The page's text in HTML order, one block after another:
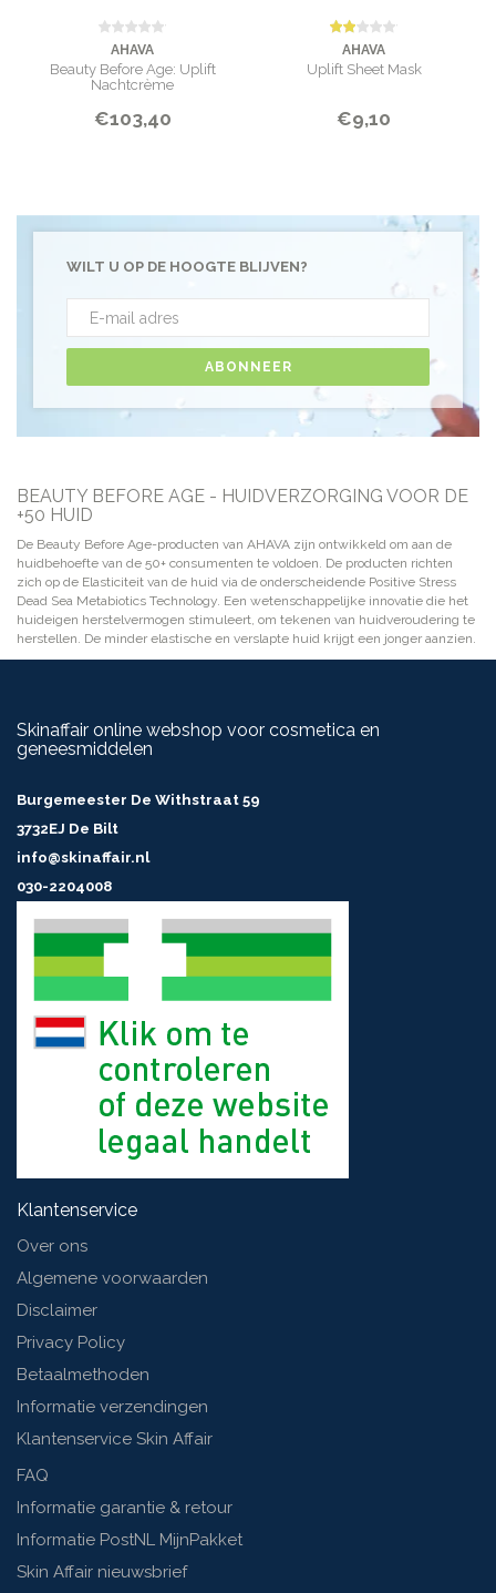
AHAVA
Beauty Before Age: Uplift
Nachtcrème
€103,40
AHAVA
Uplift Sheet Mask
€9,10
WILT U OP DE HOOGTE BLIJVEN?
ABONNEER
BEAUTY BEFORE AGE - HUIDVERZORGING VOOR DE
+50 HUID
De Beauty Before Age-producten van AHAVA zijn ontwikkeld om aan de
huidbehoefte van de 50+ consumenten te voldoen. De producten richten
zich op de Elasticiteit van de huid via de onderscheidende Positive Stress
Dead Sea Metabiotics Technology. Een wetenschappelijke innovatie die het
huideigen herstelvermogen stimuleert, om tekenen van huidveroudering te
herstellen. De minder elastische en verslapte huid krijgt een jonger aanzien.
Skinaffair online webshop voor cosmetica en
geneesmiddelen
Burgemeester De Withstraat 59
3732EJ De Bilt
info@skinaffair.nl
030-2204008
Klantenservice
Over ons
Algemene voorwaarden
Disclaimer
Privacy Policy
Betaalmethoden
Informatie verzendingen
Klantenservice Skin Affair
FAQ
Informatie garantie & retour
Informatie PostNL MijnPakket
Skin Affair nieuwsbrief